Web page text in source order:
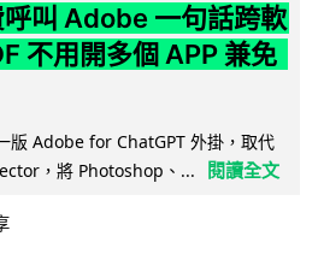
叫 Adobe 一句話跨軟
不用開多個 APP 兼免
版 Adobe for ChatGPT 外掛，取代
，將 Photoshop、...
閱讀全文